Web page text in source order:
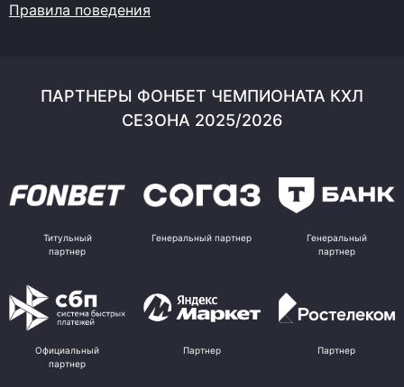
Правила поведения
ПАРТНЕРЫ ФОНБЕТ ЧЕМПИОНАТА КХЛ
СЕЗОНА 2025/2026
Титульный
партнер
Генеральный партнер
Генеральный
партнер
Официальный
партнер
Партнер Партнер